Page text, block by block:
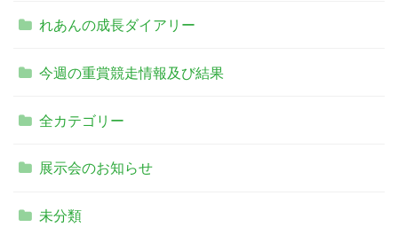
れあんの成長ダイアリー
今週の重賞競走情報及び結果
全カテゴリー
展示会のお知らせ
未分類